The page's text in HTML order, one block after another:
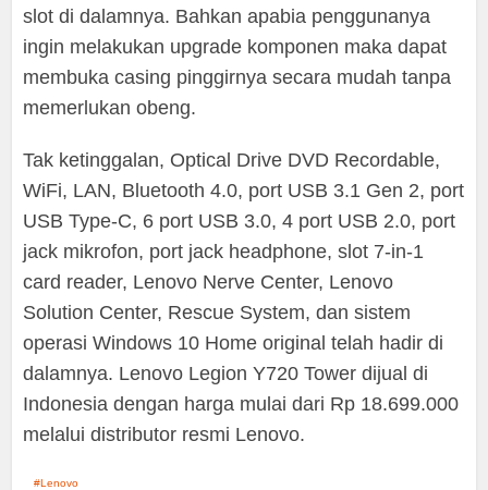
slot di dalamnya. Bahkan apabia penggunanya
ingin melakukan upgrade komponen maka dapat
membuka casing pinggirnya secara mudah tanpa
memerlukan obeng.
Tak ketinggalan, Optical Drive DVD Recordable,
WiFi, LAN, Bluetooth 4.0, port USB 3.1 Gen 2, port
USB Type-C, 6 port USB 3.0, 4 port USB 2.0, port
jack mikrofon, port jack headphone, slot 7-in-1
card reader, Lenovo Nerve Center, Lenovo
Solution Center, Rescue System, dan sistem
operasi Windows 10 Home original telah hadir di
dalamnya. Lenovo Legion Y720 Tower dijual di
Indonesia dengan harga mulai dari Rp 18.699.000
melalui distributor resmi Lenovo.
Lenovo